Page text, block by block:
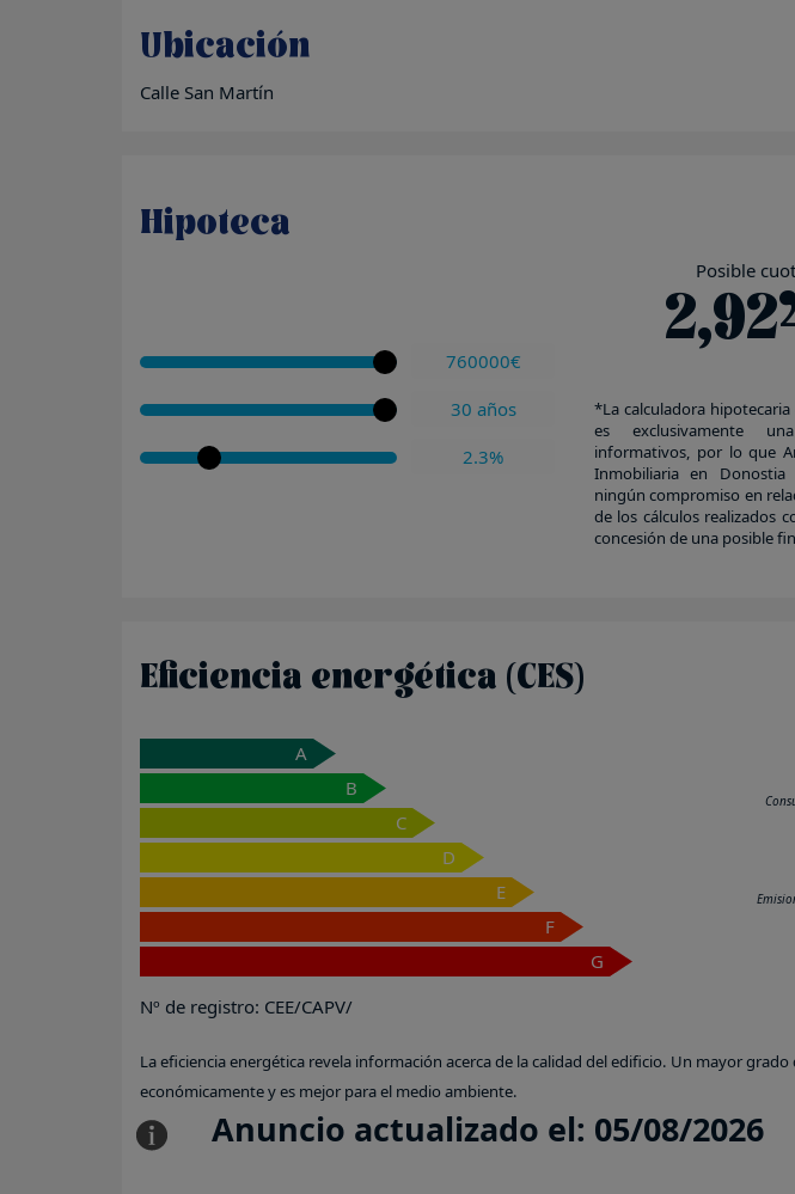
Ubicación
Calle San Martín
Hipoteca
760000€
30 años
2.3%
Posible
*La calculadora
es exclusivamente
informativos, por lo que
Inmobiliaria en
ningún compromiso en
de los cálculos realizados
concesión de una posible
Eficiencia energética (CES)
A
B
C
D
E
F
G
Nº de registro: CEE/CAPV/
La eficiencia energética revela información acerca de la calidad del edificio. Un mayor
económicamente y es mejor para el medio ambiente.
Anuncio actualizado el: 05/08/2026